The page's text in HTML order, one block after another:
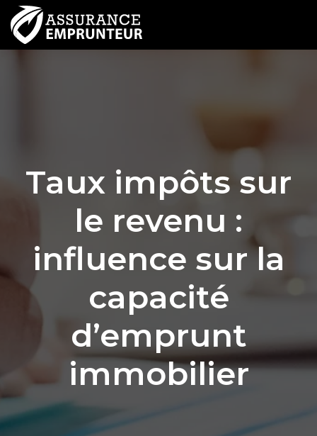
Taux impôts sur
le revenu :
influence sur la
capacité
d’emprunt
immobilier